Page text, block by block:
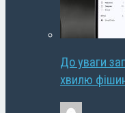
До уваги
хвилю